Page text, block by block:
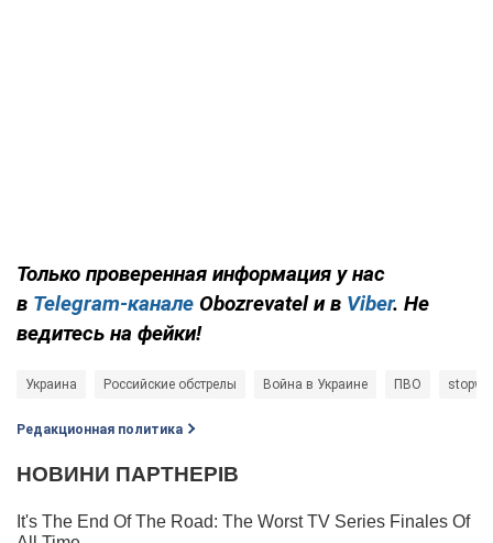
Только проверенная информация у нас
в Telegram-канале Obozrevatel и в Viber. Не
ведитесь на фейки!
Украина Российские обстрелы Война в Украине ПВО
Редакционная политика